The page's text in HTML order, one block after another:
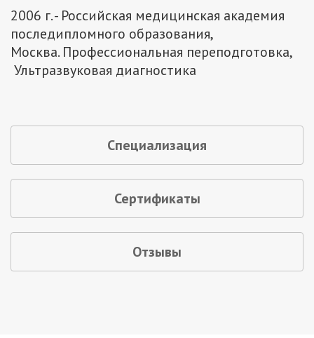
2006 г. - Российская медицинская академия
последипломного образования,
Москва. Профессиональная переподготовка,
Ультразвуковая диагностика
Специализация
Сертификаты
Отзывы